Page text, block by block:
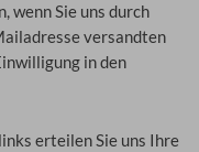
wenn Sie uns durch
versandten
in den
erteilen Sie uns Ihre